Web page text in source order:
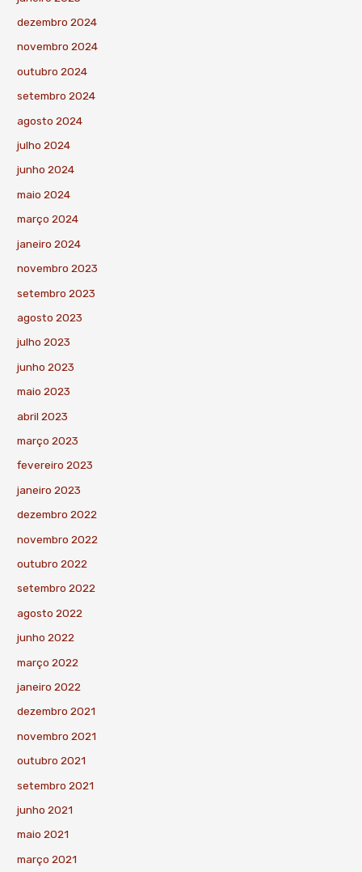
dezembro 2024
novembro 2024
outubro 2024
setembro 2024
agosto 2024
julho 2024
junho 2024
maio 2024
março 2024
janeiro 2024
novembro 2023
setembro 2023
agosto 2023
julho 2023
junho 2023
maio 2023
abril 2023
março 2023
fevereiro 2023
janeiro 2023
dezembro 2022
novembro 2022
outubro 2022
setembro 2022
agosto 2022
junho 2022
março 2022
janeiro 2022
dezembro 2021
novembro 2021
outubro 2021
setembro 2021
junho 2021
maio 2021
março 2021